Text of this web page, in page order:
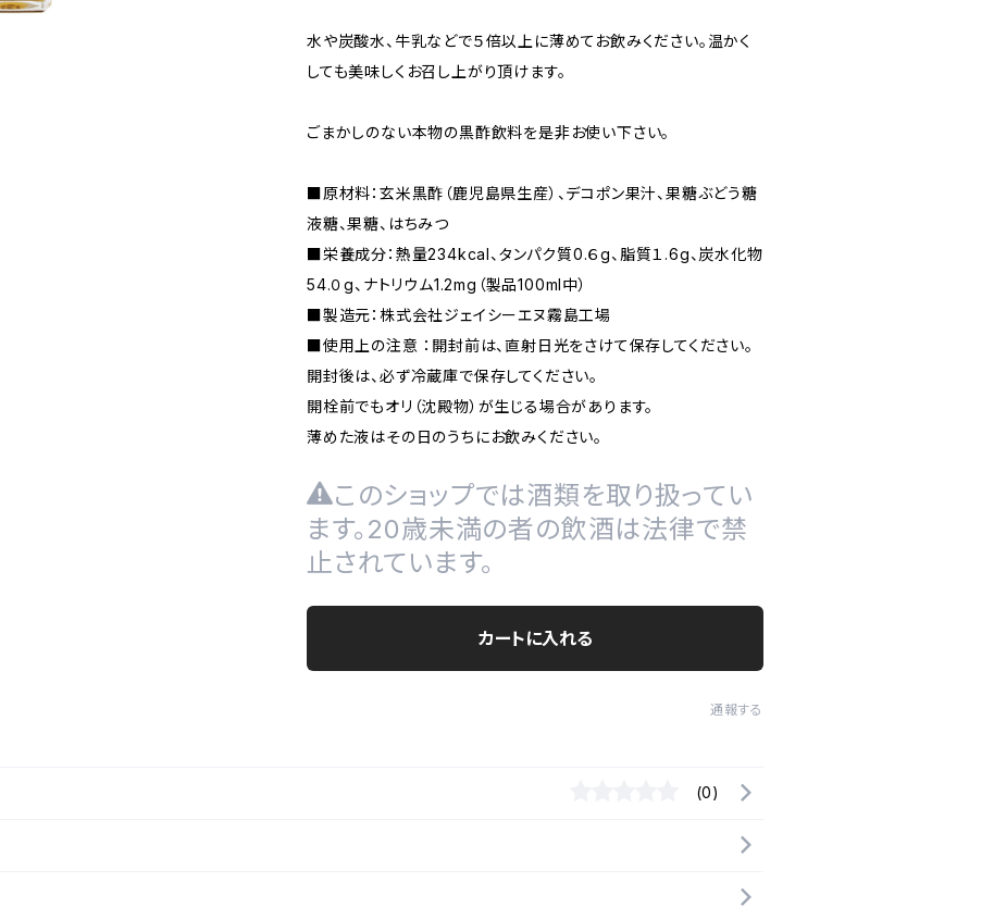
水や炭酸水、牛乳などで５倍以上に薄めてお飲みください。温かく
しても美味しくお召し上がり頂けます。
ごまかしのない本物の黒酢飲料を是非お使い下さい。
■原材料：玄米黒酢（鹿児島県生産）、デコポン果汁、果糖ぶどう糖
液糖、果糖、はちみつ
■栄養成分：熱量234kcal、タンパク質0.６g、脂質１.6g、炭水化物
54.０g、ナトリウム1.2mg（製品100ml中）
■製造元：株式会社ジェイシーエヌ霧島工場
■使用上の注意 ：開封前は、直射日光をさけて保存してください。
開封後は、必ず冷蔵庫で保存してください。
開栓前でもオリ（沈殿物）が生じる場合があります。
薄めた液はその日のうちにお飲みください。
このショップでは酒類を取り扱ってい
ます。20歳未満の者の飲酒は法律で禁
止されています。
カートに入れる
通報する
(0)